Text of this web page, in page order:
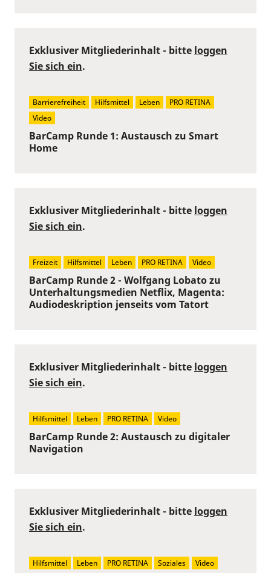
BarCamp Runde 1: Austausch zu Smart
Home
Exklusiver Mitgliederinhalt - bitte loggen
Sie sich ein.
Barrierefreiheit Hilfsmittel Leben
PRO RETINA
Video
BarCamp Runde 2 - Wolfgang Lobato zu
Unterhaltungsmedien Netflix, Magenta:
Audiodeskription jenseits vom Tatort
Exklusiver Mitgliederinhalt - bitte loggen
Sie sich ein.
Freizeit Hilfsmittel Leben PRO RETINA Video
BarCamp Runde 2: Austausch zu digitaler
Navigation
Exklusiver Mitgliederinhalt - bitte loggen
Sie sich ein.
Hilfsmittel Leben PRO RETINA Video
Exklusiver Mitgliederinhalt - bitte loggen
Sie sich ein.
Hilfsmittel Leben PRO RETINA Soziales Video